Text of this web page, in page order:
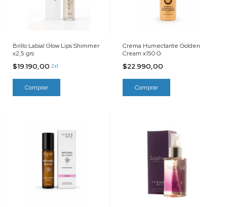
Brillo Labial Glow Lips Shimmer
x2,5 grs
$19.190,00 2x1
Crema Humectante Golden
Cream x150 G
$22.990,00